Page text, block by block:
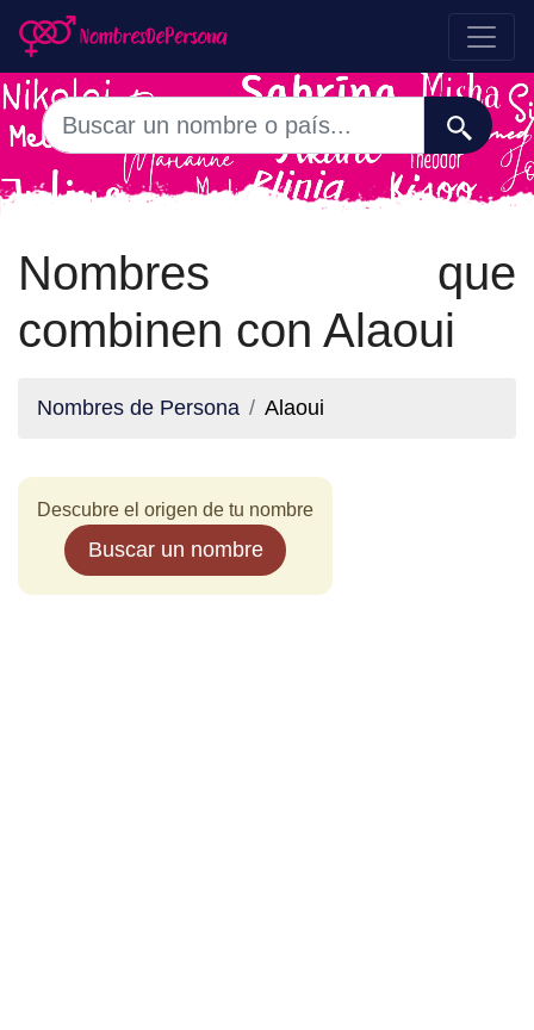
Nombres que
combinen con Alaoui
Nombres de Persona Alaoui
Descubre el origen de tu nombre
Buscar un nombre